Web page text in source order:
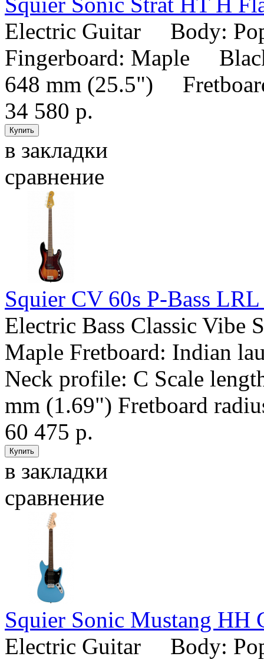
Electric Guitar Body:
Fingerboard: Maple
648 mm (25.5")
34 580 р.
в закладки
сравнение
Squier CV 60s P-Bass
Electric Bass Classic Vibe
Maple Fretboard: Indian
Neck profile: C Scale
mm (1.69") Fretboard
60 475 р.
в закладки
сравнение
Squier Sonic Mustang HH
Electric Guitar Body: